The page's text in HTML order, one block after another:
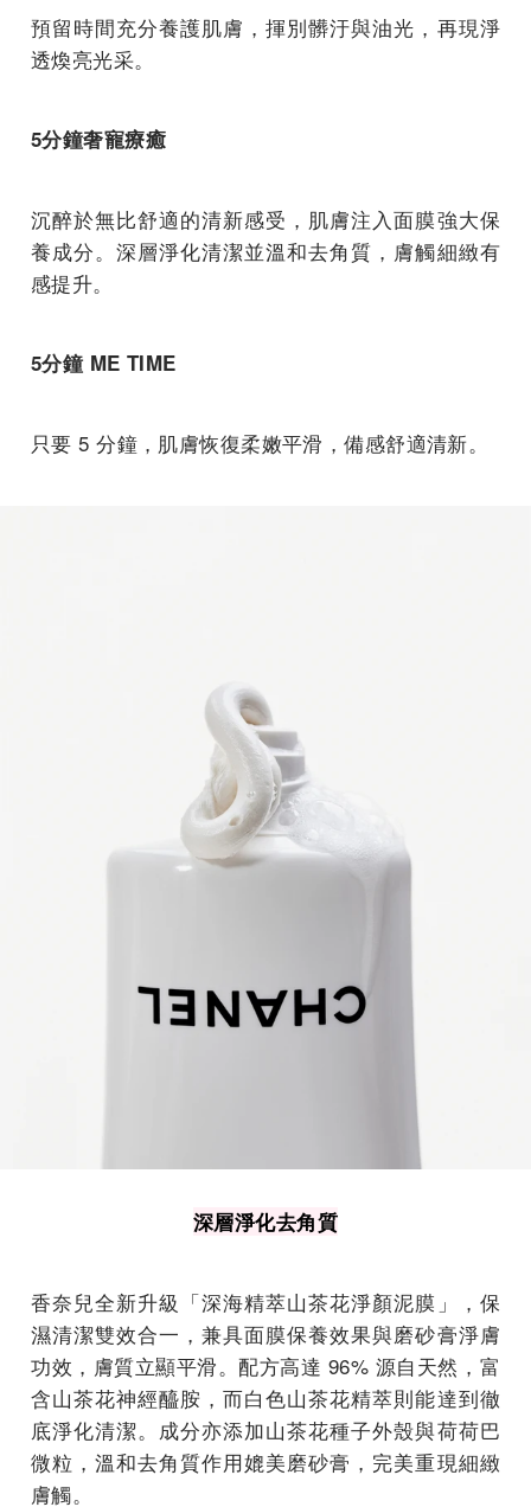
預留時間充分養護肌膚，揮別髒汙與油光，再現淨
透煥亮光采。
5分鐘奢寵療癒
沉醉於無比舒適的清新感受，肌膚注入面膜強大保
養成分。深層淨化清潔並溫和去角質，膚觸細緻有
感提升。
5分鐘 ME TIME
只要 5 分鐘，肌膚恢復柔嫩平滑，備感舒適清新。
深層淨化去角質
香奈兒全新升級「深海精萃山茶花淨顏泥膜」，保
濕清潔雙效合一，兼具面膜保養效果與磨砂膏淨膚
功效，膚質立顯平滑。配方高達 96% 源自天然，富
含山茶花神經醯胺，而白色山茶花精萃則能達到徹
底淨化清潔。成分亦添加山茶花種子外殼與荷荷巴
微粒，溫和去角質作用媲美磨砂膏，完美重現細緻
膚觸。